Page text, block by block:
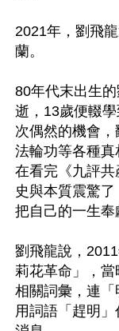
2021年，劉飛
蘭。
80年代末出生
逝，13歲便輟
次偶然的機會
法輪功等各種
在看完《九評
史與本質震驚
把自己的一生奉
劉飛龍說，
莉花革命」，
相關詞彙，連
用詞語「趕明